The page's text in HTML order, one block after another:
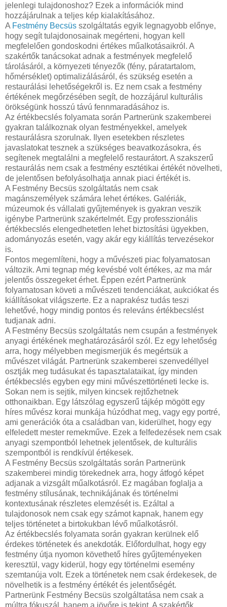
jelenlegi tulajdonoshoz? Ezek a információk mind
hozzájárulnak a teljes kép kialakításához.
A Festmény Becsüs szolgáltatás egyik legnagyobb előnye,
hogy segít tulajdonosainak megérteni, hogyan kell
megfelelően gondoskodni értékes műalkotásaikról. A
szakértők tanácsokat adnak a festmények megfelelő
tárolásáról, a környezeti tényezők (fény, páratartalom,
hőmérséklet) optimalizálásáról, és szükség esetén a
restaurálási lehetőségekről is. Ez nem csak a festmény
értékének megőrzésében segít, de hozzájárul kulturális
örökségünk hosszú távú fennmaradásához is.
Az értékbecslés folyamata során Partnerünk szakemberei
gyakran találkoznak olyan festményekkel, amelyek
restaurálásra szorulnak. Ilyen esetekben részletes
javaslatokat tesznek a szükséges beavatkozásokra, és
segítenek megtalálni a megfelelő restaurátort. A szakszerű
restaurálás nem csak a festmény esztétikai értékét növelheti,
de jelentősen befolyásolhatja annak piaci értékét is.
A Festmény Becsüs szolgáltatás nem csak
magánszemélyek számára lehet értékes. Galériák,
múzeumok és vállalati gyűjtemények is gyakran veszik
igénybe Partnerünk szakértelmét. Egy professzionális
értékbecslés elengedhetetlen lehet biztosítási ügyekben,
adományozás esetén, vagy akár egy kiállítás tervezésekor
is.
Fontos megemlíteni, hogy a művészeti piac folyamatosan
változik. Ami tegnap még kevésbé volt értékes, az ma már
jelentős összegeket érhet. Éppen ezért Partnerünk
folyamatosan követi a művészeti tendenciákat, aukciókat és
kiállításokat világszerte. Ez a naprakész tudás teszi
lehetővé, hogy mindig pontos és releváns értékbecslést
tudjanak adni.
A Festmény Becsüs szolgáltatás nem csupán a festmények
anyagi értékének meghatározásáról szól. Ez egy lehetőség
arra, hogy mélyebben megismerjük és megértsük a
művészet világát. Partnerünk szakemberei szenvedéllyel
osztják meg tudásukat és tapasztalataikat, így minden
értékbecslés egyben egy mini művészettörténeti lecke is.
Sokan nem is sejtik, milyen kincsek rejtőzhetnek
otthonaikban. Egy látszólag egyszerű tájkép mögött egy
híres művész korai munkája húzódhat meg, vagy egy portré,
ami generációk óta a családban van, kiderülhet, hogy egy
elfeledett mester remekműve. Ezek a felfedezések nem csak
anyagi szempontból lehetnek jelentősek, de kulturális
szempontból is rendkívül értékesek.
A Festmény Becsüs szolgáltatás során Partnerünk
szakemberei mindig törekednek arra, hogy átfogó képet
adjanak a vizsgált műalkotásról. Ez magában foglalja a
festmény stílusának, technikájának és történelmi
kontextusának részletes elemzését is. Ezáltal a
tulajdonosok nem csak egy számot kapnak, hanem egy
teljes történetet a birtokukban lévő műalkotásról.
Az értékbecslés folyamata során gyakran kerülnek elő
érdekes történetek és anekdoták. Előfordulhat, hogy egy
festmény útja nyomon követhető híres gyűjteményeken
keresztül, vagy kiderül, hogy egy történelmi esemény
szemtanúja volt. Ezek a történetek nem csak érdekesek, de
növelhetik is a festmény értékét és jelentőségét.
Partnerünk Festmény Becsüs szolgáltatása nem csak a
múltra fókuszál, hanem a jövőre is tekint. A szakértők